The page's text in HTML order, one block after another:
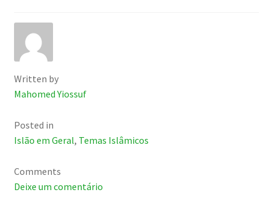
Written by
Mahomed Yiossuf
Posted in
Islão em Geral, Temas Islâmicos
Comments
Deixe um comentário